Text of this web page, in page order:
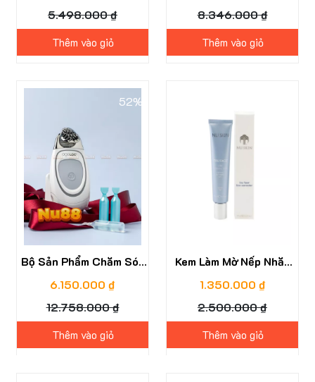
LumiSpa iO
5.498.000 ₫
Thêm vào giỏ
8.346.000 ₫
Thêm vào giỏ
52%
Bộ Sản Phẩm Chăm Sóc
Da ageLOC® Galvanic
6.150.000 ₫
12.758.000 ₫
Thêm vào giỏ
Kem Làm Mờ Nếp Nhăn
Tru Face Line Corrector
1.350.000 ₫
2.500.000 ₫
Thêm vào giỏ